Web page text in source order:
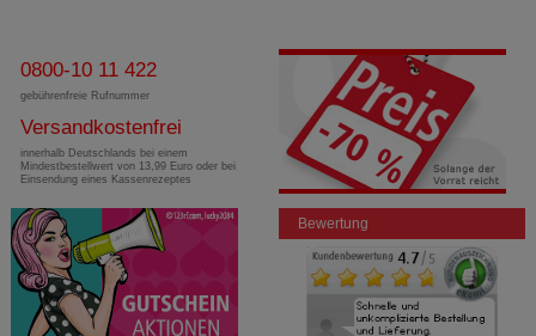
0800-10 11 422
gebührenfreie Rufnummer
Versandkostenfrei
innerhalb Deutschlands bei einem
Mindestbestellwert von 13,99 Euro oder bei
Einsendung eines Kassenrezeptes
Bewertung